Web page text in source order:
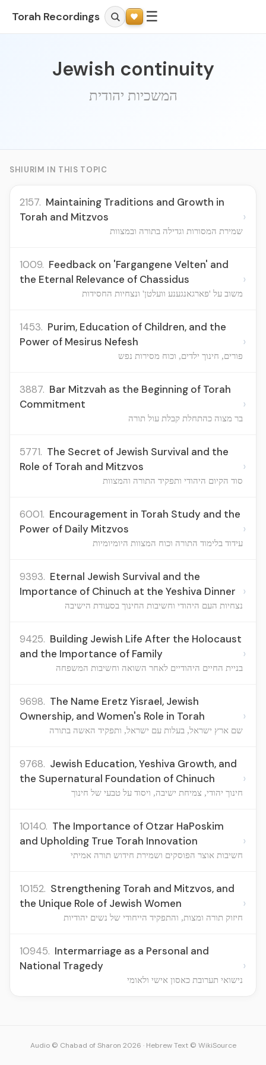
Torah Recordings ☰
Jewish continuity
המשכיות יהודית
SHIURIM IN THIS TOPIC
2157. Maintaining Traditions and Growth in
Torah and Mitzvos
שמירת המסורות וגדילה בתורה ובמצוות
›
1009. Feedback on 'Fargangene Velten' and
the Eternal Relevance of Chassidus
משוב על 'פארגאנגענע וועלטן' ונצחיות החסידות
›
1453. Purim, Education of Children, and the
Power of Mesirus Nefesh
פורים, חינוך ילדים, וכוח מסירות נפש
›
3887. Bar Mitzvah as the Beginning of Torah
Commitment
בר מצוה כהתחלת קבלת עול תורה
›
5771. The Secret of Jewish Survival and the
Role of Torah and Mitzvos
סוד הקיום היהודי ותפקיד התורה והמצוות
›
6001. Encouragement in Torah Study and the
Power of Daily Mitzvos
עידוד בלימוד התורה וכוח המצוות היומיומיות
›
9393. Eternal Jewish Survival and the
Importance of Chinuch at the Yeshiva Dinner
נצחיות העם היהודי וחשיבות החינוך בסעודת הישיבה
›
9425. Building Jewish Life After the Holocaust
and the Importance of Family
בניית החיים היהודיים לאחר השואה וחשיבות המשפחה
›
9698. The Name Eretz Yisrael, Jewish
Ownership, and Women's Role in Torah
שם ארץ ישראל, בעלות עם ישראל, ותפקיד האשה בתורה
›
9768. Jewish Education, Yeshiva Growth, and
the Supernatural Foundation of Chinuch
חינוך יהודי, צמיחת ישיבה, ויסוד על טבעי של חינוך
›
10140. The Importance of Otzar HaPoskim
and Upholding True Torah Innovation
חשיבות אוצר הפוסקים ושמירת חידוש תורה אמיתי
›
10152. Strengthening Torah and Mitzvos, and
the Unique Role of Jewish Women
חיזוק תורה ומצות, והתפקיד הייחודי של נשים יהודיות
›
10945. Intermarriage as a Personal and
National Tragedy
נישואי תערובת כאסון אישי ולאומי
›
Audio © Chabad of Sharon 2026 · Hebrew Text © WikiSource